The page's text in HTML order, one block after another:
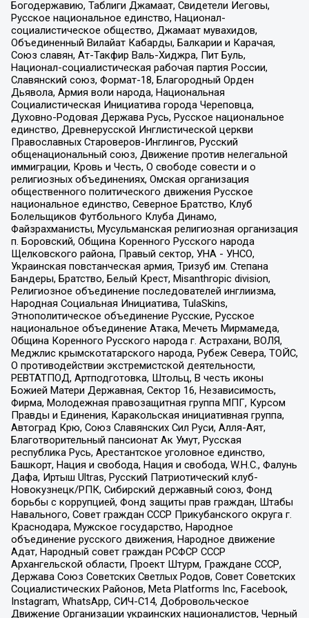
Богодержавию, Таблиги Джамаат, Свидетели Иеговы,
Русское национальное единство, Национал-
социалистическое общество, Джамаат мувахидов,
Объединенный Вилайат Кабарды, Балкарии и Карачая,
Союз славян, Ат-Такфир Валь-Хиджра, Пит Буль,
Национал-социалистическая рабочая партия России,
Славянский союз, Формат-18, Благородный Орден
Дьявола, Армия воли народа, Национальная
Социалистическая Инициатива города Череповца,
Духовно-Родовая Держава Русь, Русское национальное
единство, Древнерусской Инглистической церкви
Православных Староверов-Инглингов, Русский
общенациональный союз, Движение против нелегальной
иммиграции, Кровь и Честь, О свободе совести и о
религиозных объединениях, Омская организация
общественного политического движения Русское
национальное единство, Северное Братство, Клуб
Болельщиков Футбольного Клуба Динамо,
Файзрахманисты, Мусульманская религиозная организация
п. Боровский, Община Коренного Русского народа
Щелковского района, Правый сектор, УНА - УНСО,
Украинская повстанческая армия, Тризуб им. Степана
Бандеры, Братство, Белый Крест, Misanthropic division,
Религиозное объединение последователей инглиизма,
Народная Социальная Инициатива, TulaSkins,
Этнополитическое объединение Русские, Русское
национальное объединение Атака, Мечеть Мирмамеда,
Община Коренного Русского народа г. Астрахани, ВОЛЯ,
Меджлис крымскотатарского народа, Рубеж Севера, ТОЙС,
О противодействии экстремистской деятельности,
РЕВТАТПОД, Артподготовка, Штольц, В честь иконы
Божией Матери Державная, Сектор 16, Независимость,
Фирма, Молодежная правозащитная группа МПГ, Курсом
Правды и Единения, Каракольская инициативная группа,
Автоград Крю, Союз Славянских Сил Руси, Алля-Аят,
Благотворительный пансионат Ак Умут, Русская
республика Русь, Арестантское уголовное единство,
Башкорт, Нация и свобода, Нация и свобода, W.H.С., Фалунь
Дафа, Иртыш Ultras, Русский Патриотический клуб-
Новокузнецк/РПК, Сибирский державный союз, Фонд
борьбы с коррупцией, Фонд защиты прав граждан, Штабы
Навального, Совет граждан СССР Прикубанского округа г.
Краснодара, Мужское государство, Народное
объединение русского движения, Народное движение
Адат, Народный совет граждан РСФСР СССР
Архангельской области, Проект Штурм, Граждане СССР,
Держава Союз Советских Светлых Родов, Совет Советских
Социалистических Районов, Meta Platforms Inc, Facebook,
Instagram, WhatsApp, СИЧ-С14, Добровольческое
Движение Организации украинских националистов, Черный